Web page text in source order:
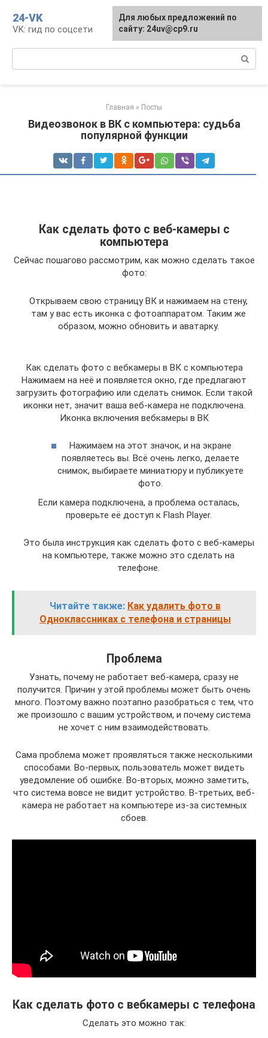
контенту
24-VK
VK: гид по соцсети
Главная » Посты
Видеозвонок в ВК с компьютера: судьба
популярной функции
Как сделать фото с веб-камеры с
компьютера
Сейчас пошагово рассмотрим, как можно сделать такое
фото:
Открываем свою страницу ВК и нажимаем на стену,
там у вас есть иконка с фотоаппаратом. Таким же
образом, можно обновить и аватарку.
Как сделать фото с вебкамеры в ВК с компьютера
Нажимаем на неё и появляется окно, где предлагают
загрузить фотографию или сделать снимок. Если такой
иконки нет, значит ваша веб-камера не подключена.
Иконка включения вебкамеры в ВК
Нажимаем на этот значок, и на экране
появляетесь вы. Всё очень легко, делаете
снимок, выбираете миниатюру и публикуете
фото.
Если камера подключена, а проблема осталась,
проверьте её доступ к Flash Player.
Это была инструкция как сделать фото с веб-камеры
на компьютере, также можно это сделать на
телефоне.
Читайте также: Как удалить фото в
Одноклассниках с телефона и страницы
Проблема
Узнать, почему не работает веб-камера, сразу не
получится. Причин у этой проблемы может быть очень
много. Поэтому важно поэтапно разобраться с тем, что
же произошло с вашим устройством, и почему система
не хочет с ним взаимодействовать.
Сама проблема может проявляться также несколькими
способами. Во-первых, пользователь может видеть
уведомление об ошибке. Во-вторых, можно заметить,
что система вовсе не видит устройство. В-третьих, веб-
камера не работает на компьютере из-за системных
сбоев.
Как сделать фото с вебкамеры с телефона
Сделать это можно так:
Для любых предложений по
сайту: 24uv@cp9.ru